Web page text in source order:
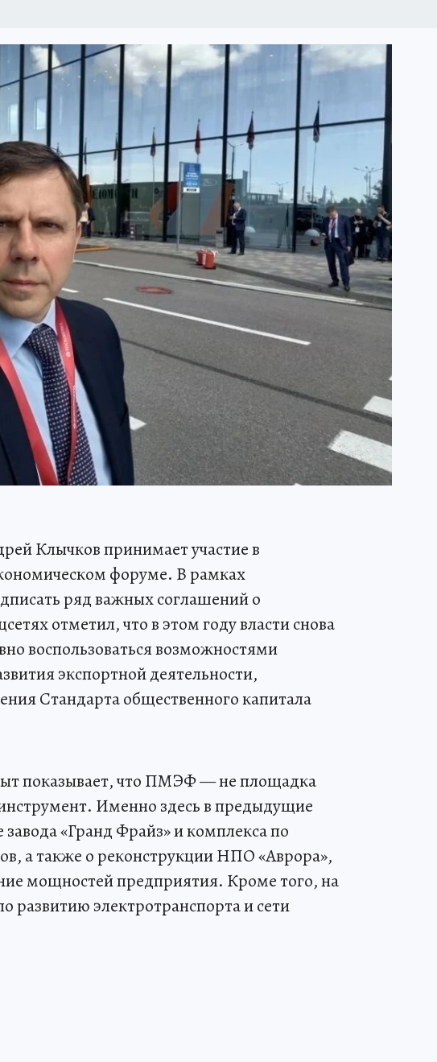
Клычков принимает участие в
форуме. В рамках
ряд важных соглашений о
отметил, что в этом году власти снова
воспользоваться возможностями
экспортной деятельности,
Стандарта общественного капитала
показывает, что ПМЭФ — не площадка
Именно здесь в предыдущие
«Гранд Фрайз» и комплекса по
а также о реконструкции НПО «Аврора»,
мощностей предприятия. Кроме того, на
развитию электротранспорта и сети